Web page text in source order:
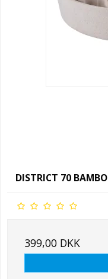
DISTRICT 70
399,00 DKK